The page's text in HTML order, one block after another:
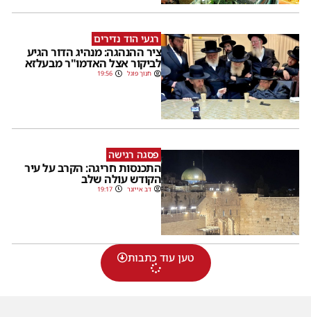
רגעי הוד נדירים
ציר ההנהגה: מנהיג הדור הגיע
לביקור אצל האדמו"ר מבעלזא
חנוך פוגל 19:56
פסגה רגישה
התכנסות חריגה: הקרב על עיר
הקודש עולה שלב
דב אייזנר 19:17
טען עוד כתבות